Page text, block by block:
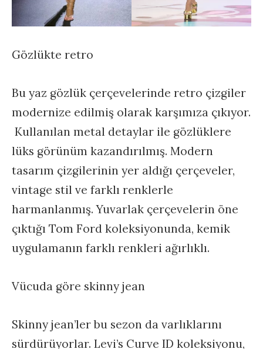
Gözlükte retro
Bu yaz gözlük çerçevelerinde retro çizgiler
modernize edilmiş olarak karşımıza çıkıyor.
Kullanılan metal detaylar ile gözlüklere
lüks görünüm kazandırılmış. Modern
tasarım çizgilerinin yer aldığı çerçeveler,
vintage stil ve farklı renklerle
harmanlanmış. Yuvarlak çerçevelerin öne
çıktığı Tom Ford koleksiyonunda, kemik
uygulamanın farklı renkleri ağırlıklı.
Vücuda göre skinny jean
Skinny jean’ler bu sezon da varlıklarını
sürdürüyorlar. Levi’s Curve ID koleksiyonu,